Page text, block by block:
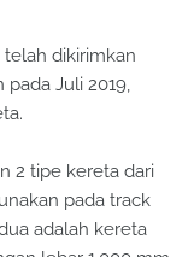
telah dikirimkan
pada Juli 2019,
2 tipe kereta dari
pada track
adalah kereta